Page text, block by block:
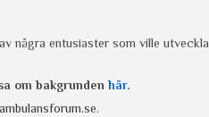
några entusiaster som ville utveckla
om bakgrunden här.
.